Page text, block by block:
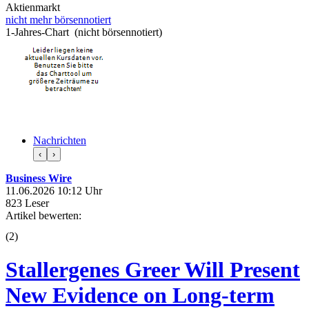
Aktienmarkt
nicht mehr börsennotiert
1-Jahres-Chart (nicht börsennotiert)
Nachrichten
‹ ›
Business Wire
11.06.2026 10:12 Uhr
823 Leser
Artikel bewerten:
(2)
Stallergenes Greer Will Present
New Evidence on Long-term